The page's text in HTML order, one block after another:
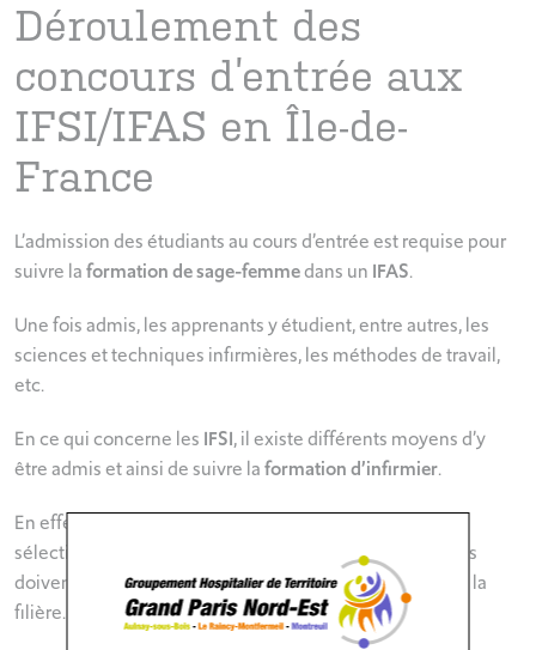
Déroulement des
concours d’entrée aux
IFSI/IFAS en Île-de-
France
L’admission des étudiants au cours d’entrée est requise pour
suivre laformation de sage-femmedans un IFAS.
Une fois admis, les apprenants y étudient, entre autres, les
sciences et techniques infirmières, les méthodes de travail,
etc.
En ce qui concerne les IFSI, il existe différents moyens d’y
être admis et ainsi de suivre laformation d’infirmier.
En effet, les candidats peuvent avoir leurs dossiers
sélectionnés via Parcoursup. Bien entendu, les candidats
doivent être titulaires d’un baccalauréat, quelle que soit la
filière.